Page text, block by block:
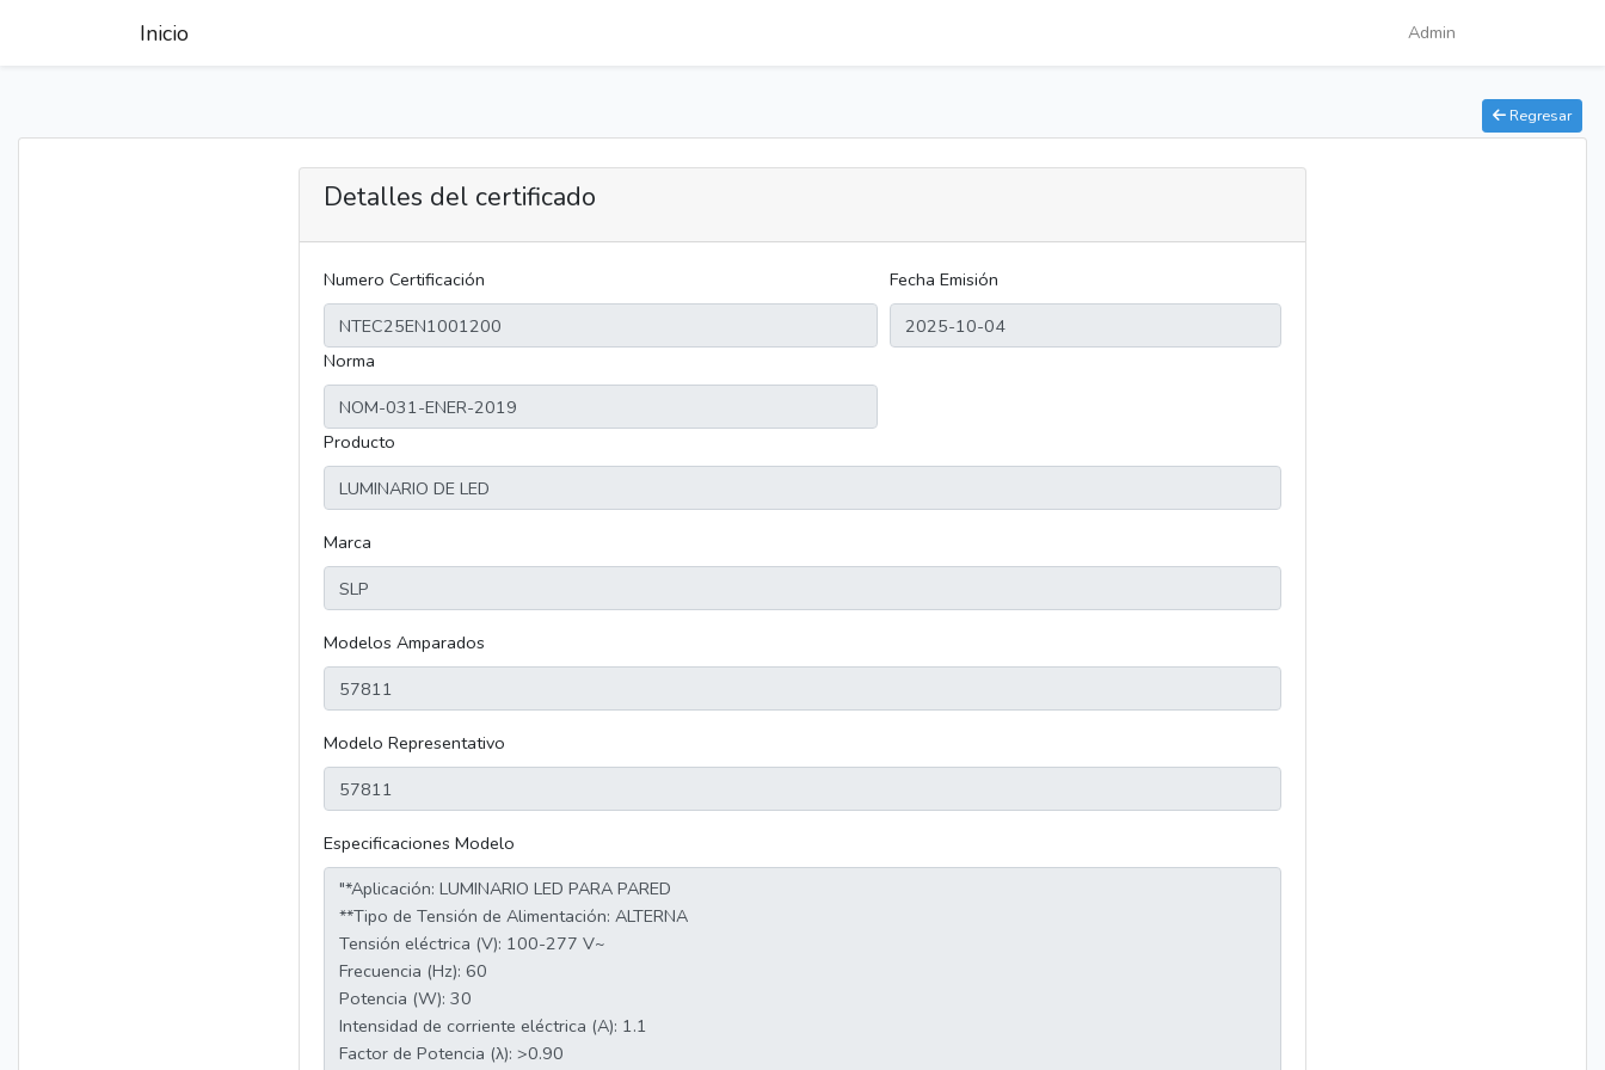
Inicio Admin
Regresar
Detalles del certificado
Numero Certificación Fecha Emisión
Norma
Producto
Marca
Modelos Amparados
Modelo Representativo
Especificaciones Modelo